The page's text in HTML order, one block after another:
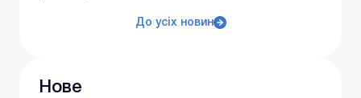
До усіх новин
Нове